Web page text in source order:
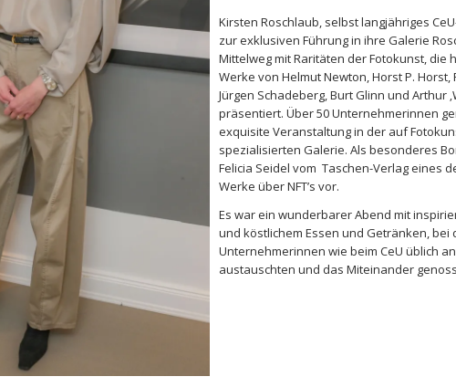
Kirsten Roschlaub, selbst langjähriges
zur exklusiven Führung in ihre Galerie
Mittelweg mit Raritäten der Fotokunst, die
Werke von Helmut Newton, Horst P. Horst,
Jürgen Schadeberg, Burt Glinn und Arthur
präsentiert. Über 50 Unternehmerinnen
exquisite Veranstaltung in der auf
spezialisierten Galerie. Als besonderes
Felicia Seidel vom Taschen-Verlag eines
Werke über NFT’s vor.
Es war ein wunderbarer Abend mit
und köstlichem Essen und Getränken, bei
Unternehmerinnen wie beim CeU üblich
austauschten und das Miteinander